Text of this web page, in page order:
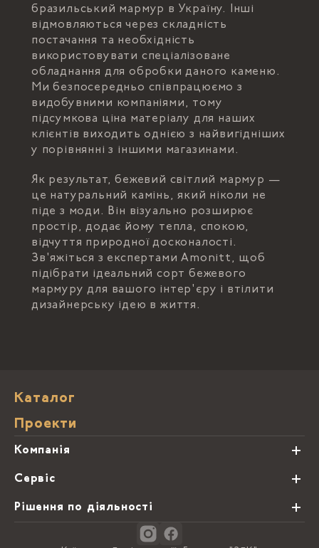
бразильський мармур в Україну. Інші
відмовляються через складність
постачання та необхідність
використовувати спеціалізоване
обладнання для обробки даного каменю.
Ми безпосередньо співпрацюємо з
видобувними компаніями, тому
підсумкова ціна матеріалу для наших
клієнтів виходить однією з найвигідніших
у порівнянні з іншими магазинами.
Як результат, бежевий світлий мармур —
це натуральний камінь, який ніколи не
піде з моди. Він візуально розширює
простір, додає йому тепла, спокою,
відчуття природної досконалості.
Зв'яжіться з експертами Amonitt, щоб
підібрати ідеальний сорт бежевого
мармуру для вашого інтер'єру і втілити
дизайнерську ідею в життя.
Каталог
Проекти
Компанія
Про нас
Блог
Контакти
Сервіс
Види обробки каменю
Рішення по діяльності